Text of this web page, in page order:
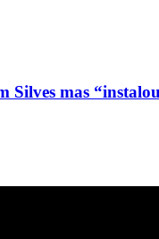
Silves mas